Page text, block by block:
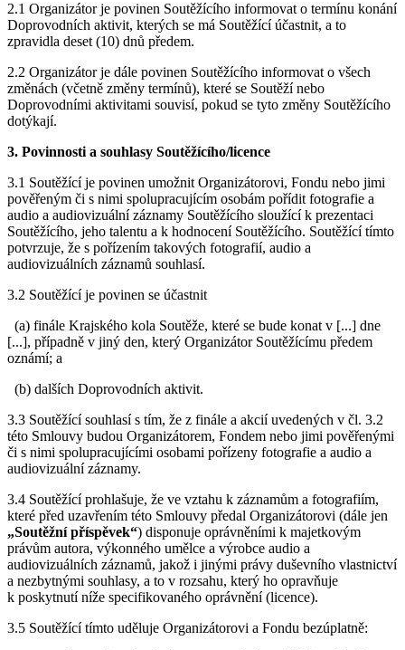
2.1 Organizátor je povinen Soutěžícího informovat o termínu konání
Doprovodních aktivit, kterých se má Soutěžící účastnit, a to
zpravidla deset (10) dnů předem.
2.2 Organizátor je dále povinen Soutěžícího informovat o všech
změnách (včetně změny termínů), které se Soutěží nebo
Doprovodními aktivitami souvisí, pokud se tyto změny Soutěžícího
dotýkají.
3. Povinnosti a souhlasy Soutěžícího/licence
3.1 Soutěžící je povinen umožnit Organizátorovi, Fondu nebo jimi
pověřeným či s nimi spolupracujícím osobám pořídit fotografie a
audio a audiovizuální záznamy Soutěžícího sloužící k prezentaci
Soutěžícího, jeho talentu a k hodnocení Soutěžícího. Soutěžící tímto
potvrzuje, že s pořízením takových fotografií, audio a
audiovizuálních záznamů souhlasí.
3.2 Soutěžící je povinen se účastnit
(a) finále Krajského kola Soutěže, které se bude konat v [...] dne
[...], případně v jiný den, který Organizátor Soutěžícímu předem
oznámí; a
(b) dalších Doprovodních aktivit.
3.3 Soutěžící souhlasí s tím, že z finále a akcií uvedených v čl. 3.2
této Smlouvy budou Organizátorem, Fondem nebo jimi pověřenými
či s nimi spolupracujícími osobami pořízeny fotografie a audio a
audiovizuální záznamy.
3.4 Soutěžící prohlašuje, že ve vztahu k záznamům a fotografiím,
které před uzavřením této Smlouvy předal Organizátorovi (dále jen
„Soutěžní příspěvek“) disponuje oprávněními k majetkovým
právům autora, výkonného umělce a výrobce audio a
audiovizuálních záznamů, jakož i jinými právy duševního vlastnictví
a nezbytnými souhlasy, a to v rozsahu, který ho opravňuje
k poskytnutí níže specifikovaného oprávnění (licence).
3.5 Soutěžící tímto uděluje Organizátorovi a Fondu bezúplatně: